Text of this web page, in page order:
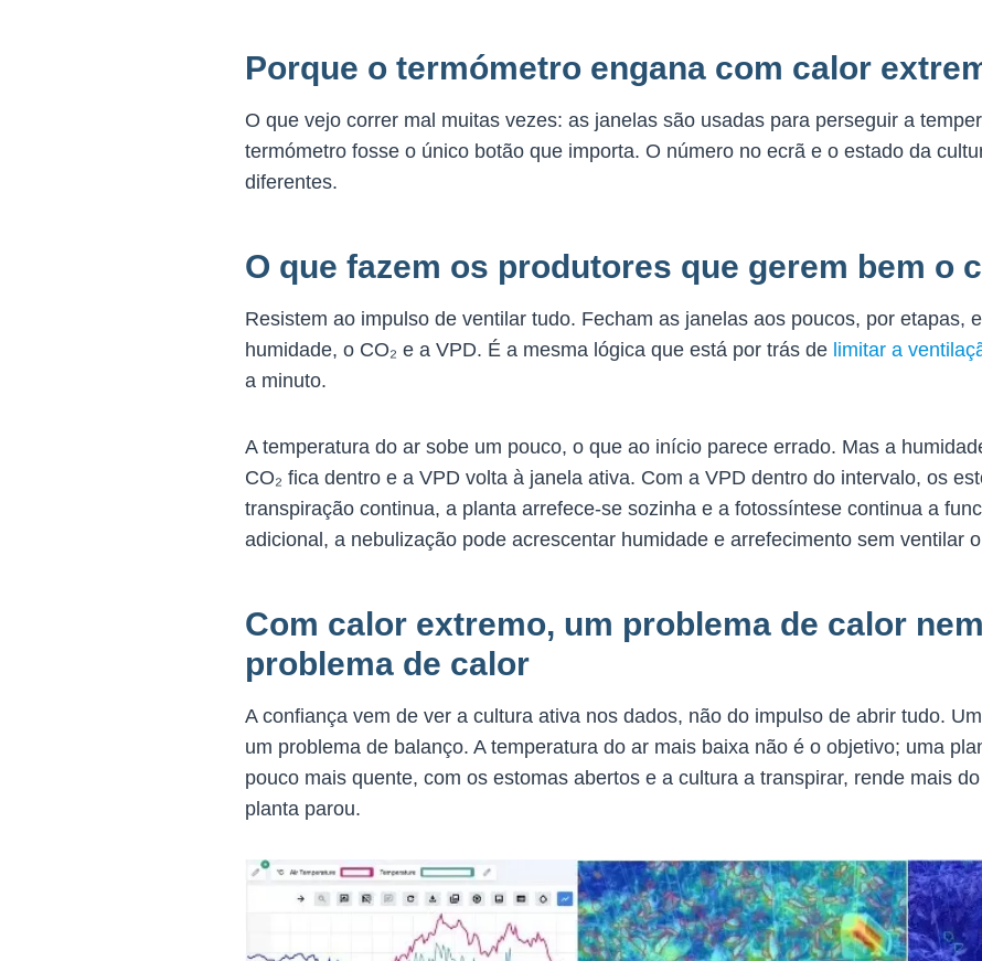
Porque o termómetro engana com calor
O que vejo correr mal muitas vezes: as janelas são usadas para perseguir a
termómetro fosse o único botão que importa. O número no ecrã e o estado da
diferentes.
O que fazem os produtores que gerem bem o
Resistem ao impulso de ventilar tudo. Fecham as janelas aos poucos, por etapas,
humidade, o CO₂ e a VPD. É a mesma lógica que está por trás de limitar a
a minuto.
A temperatura do ar sobe um pouco, o que ao início parece errado. Mas a
CO₂ fica dentro e a VPD volta à janela ativa. Com a VPD dentro do intervalo, os
transpiração continua, a planta arrefece-se sozinha e a fotossíntese continua a
adicional, a nebulização pode acrescentar humidade e arrefecimento sem ventilar
Com calor extremo, um problema de calor
problema de calor
A confiança vem de ver a cultura ativa nos dados, não do impulso de abrir tudo.
um problema de balanço. A temperatura do ar mais baixa não é o objetivo; uma
pouco mais quente, com os estomas abertos e a cultura a transpirar, rende mais
planta parou.